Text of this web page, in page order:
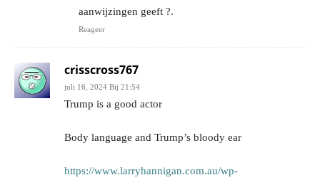
aanwijzingen geeft ?.
Reageer
crisscross767
juli 16, 2024 Bij 21:54
Trump is a good actor
Body language and Trump’s bloody ear
https://www.larryhannigan.com.au/wp-